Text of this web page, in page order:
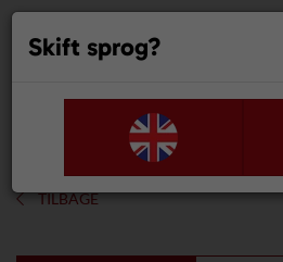
TILBAGE
Skift sprog?